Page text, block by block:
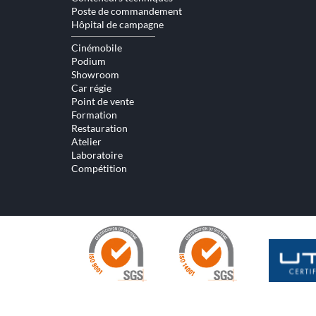
Poste de commandement
Hôpital de campagne
Cinémobile
Podium
Showroom
Car régie
Point de vente
Formation
Restauration
Atelier
Laboratoire
Compétition